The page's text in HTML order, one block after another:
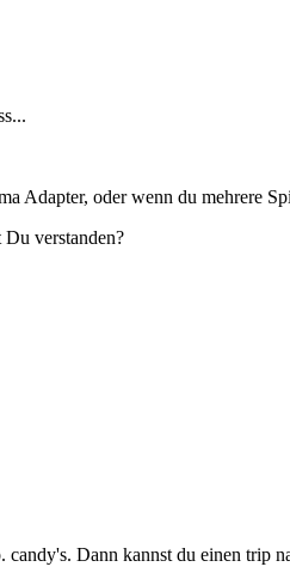
Adapter, oder wenn du mehrere
Du verstanden?
Dann kannst du einen trip